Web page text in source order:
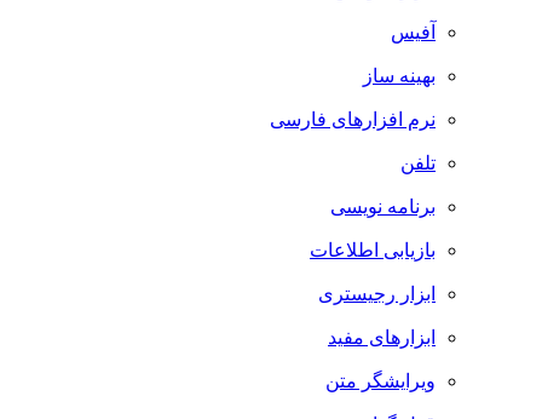
آفیس
بهینه ساز
نرم افزارهای فارسی
تلفن
برنامه نویسی
بازیابی اطلاعات
ابزار رجیستری
ابزارهای مفید
ویرایشگر متن